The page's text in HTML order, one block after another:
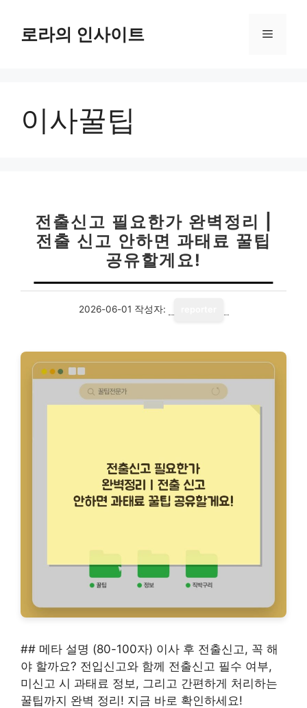
로라의 인사이트 메
이사꿀팁
전출신고 필요한가 완벽정리 |
전출 신고 안하면 과태료 꿀팁
공유할게요!
2026-06-01 작성자:
## 메타 설명 (80-100자) 이사 후 전출신고, 꼭 해
야 할까요? 전입신고와 함께 전출신고 필수 여부,
미신고 시 과태료 정보, 그리고 간편하게 처리하는
꿀팁까지 완벽 정리! 지금 바로 확인하세요!